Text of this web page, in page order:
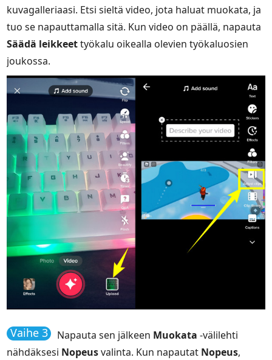
kuvagalleriaasi. Etsi sieltä video, jota haluat muokata, ja
tuo se napauttamalla sitä. Kun video on päällä, napauta
Säädä leikkeettyökalu oikealla olevien työkaluosien
joukossa.
Vaihe 3 Napauta sen jälkeen Muokata -välilehti
nähdäksesi Nopeusvalinta. Kun napautat Nopeus,